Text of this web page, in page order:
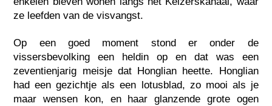
ze leefden van de visvangst.
Op een goed moment stond er onder de
vissersbevolking een heldin op en dat was een
zeventienjarig meisje dat Honglian heette. Honglian
had een gezichtje als een lotusblad, zo mooi als je
maar wensen kon, en haar glanzende grote ogen